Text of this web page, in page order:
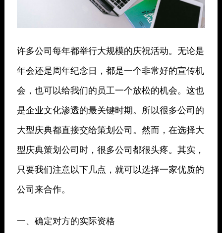
许多公司每年都举行大规模的庆祝活动。无论是
年会还是周年纪念日，都是一个非常好的宣传机
会，也可以给我们的员工一个放松的机会。这也
是企业文化渗透的最关键时期。所以很多公司的
大型庆典都直接交给策划公司。然而，在选择大
型庆典策划公司时，很多公司都很头疼。其实，
只要我们注意以下几点，就可以选择一家优质的
公司来合作。
一、确定对方的实际资格